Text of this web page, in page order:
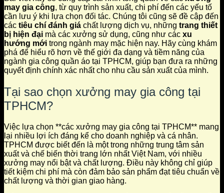
may gia công, từ quy trình sản xuất, chi phí đến các yếu tố
cần lưu ý khi lựa chọn đối tác. Chúng tôi cũng sẽ đề cập đến
các tiêu chí đánh giá chất lượng dịch vụ, những trang thiết
bị hiện đại mà các xưởng sử dụng, cũng như các xu
hướng mới trong ngành may mặc hiện nay. Hãy cùng khám
phá để hiểu rõ hơn về thế giới đa dạng và tiềm năng của
ngành gia công quần áo tại TPHCM, giúp bạn đưa ra những
quyết định chính xác nhất cho nhu cầu sản xuất của mình.
Tại sao chọn xưởng may gia công tại
TPHCM?
Việc lựa chọn **các xưởng may gia công tại TPHCM** mang
lại nhiều lợi ích đáng kể cho doanh nghiệp và cá nhân.
TPHCM được biết đến là một trong những trung tâm sản
xuất và chế biến thời trang lớn nhất Việt Nam, với nhiều
xưởng may nổi bật và chất lượng. Điều này không chỉ giúp
tiết kiệm chi phí mà còn đảm bảo sản phẩm đạt tiêu chuẩn về
chất lượng và thời gian giao hàng.